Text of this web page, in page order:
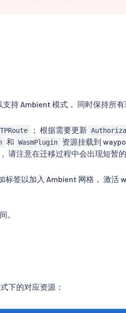
持 Ambient 模式， 同时保持所
； 根据需要更新
和 WasmPlugin 资源挂载到
请注意在迁移过程中会出现短暂
签以加入 Ambient 网格， 激活
。
下的对应资源：